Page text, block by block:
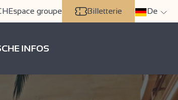
Espace groupe Billetterie De
INFOS